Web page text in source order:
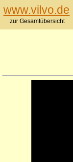
www.vilvo.de
zur Gesamtübersicht